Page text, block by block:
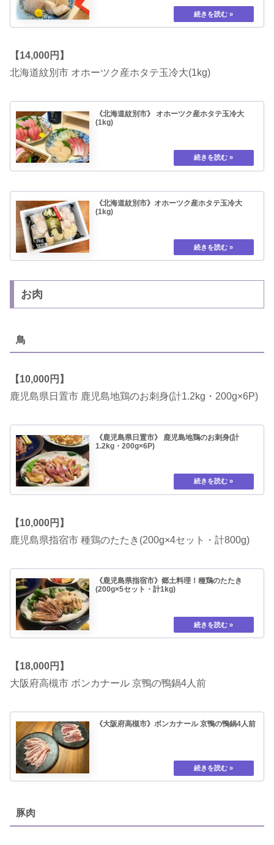
【14,000円】
北海道紋別市 オホーツク産ホタテ玉冷大(1kg)
《北海道紋別市》 オホーツク産ホタテ玉冷大
(1kg)
《北海道紋別市》オホーツク産ホタテ玉冷大
(1kg)
お肉
鳥
【10,000円】
鹿児島県日置市 鹿児島地鶏のお刺身(計1.2kg・200g×6P)
《鹿児島県日置市》 鹿児島地鶏のお刺身(計
1.2kg・200g×6P)
【10,000円】
鹿児島県指宿市 種鶏のたたき(200g×4セット・計800g)
《鹿児島県指宿市》郷土料理！種鶏のたたき
(200g×5セット・計1kg)
【18,000円】
大阪府高槻市 ボンカナール 京鴨の鴨鍋4人前
《大阪府高槻市》ボンカナール 京鴨の鴨鍋4人前
豚肉